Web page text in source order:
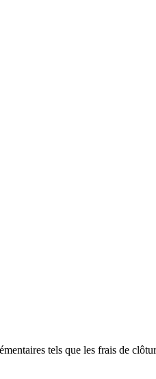
tels que les frais de